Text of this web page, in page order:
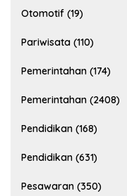
Otomotif (19)
Pariwisata (110)
Pemerintahan (174)
Pemerintahan (2408)
Pendidikan (168)
Pendidikan (631)
Pesawaran (350)